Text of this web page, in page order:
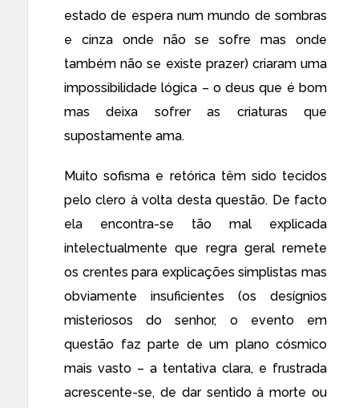
estado de espera num mundo de sombras
e cinza onde não se sofre mas onde
também não se existe prazer) criaram uma
impossibilidade lógica – o deus que é bom
mas deixa sofrer as criaturas que
supostamente ama.
Muito sofisma e retórica têm sido tecidos
pelo clero à volta desta questão. De facto
ela encontra-se tão mal explicada
intelectualmente que regra geral remete
os crentes para explicações simplistas mas
obviamente insuficientes (os desígnios
misteriosos do senhor, o evento em
questão faz parte de um plano cósmico
mais vasto – a tentativa clara, e frustrada
acrescente-se, de dar sentido à morte ou